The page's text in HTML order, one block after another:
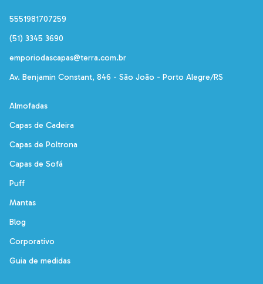
5551981707259
(51) 3345 3690
emporiodascapas@terra.com.br
Av. Benjamin Constant, 846 - São João - Porto Alegre/RS
Almofadas
Capas de Cadeira
Capas de Poltrona
Capas de Sofá
Puff
Mantas
Blog
Corporativo
Guia de medidas